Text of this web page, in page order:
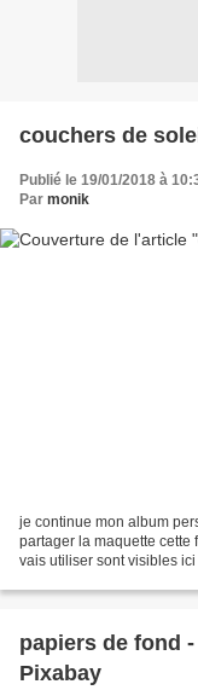
couchers de
Publié le 19/01/2018 à
Par monik
je continue mon album
partager la maquette cette
vais utiliser sont visibles
papiers de fond
Pixabay